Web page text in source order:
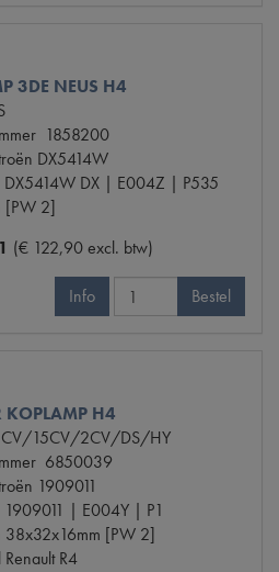
3DE NEUS H4
1858200
DX5414W
DX5414W DX | E004Z | P535
[PW 2]
(€ 122,90 excl. btw)
Info Bestel
KOPLAMP H4
15CV/2CV/DS/HY
6850039
1909011
1909011 | E004Y | P1
38x32x16mm [PW 2]
R4